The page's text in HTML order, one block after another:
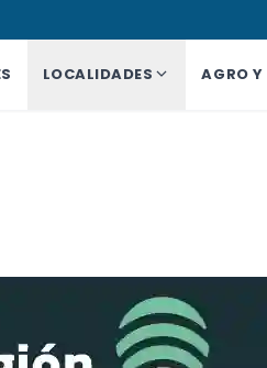
LOCALIDADES AGRO Y